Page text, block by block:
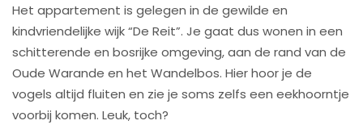
Het appartement is gelegen in de gewilde en
kindvriendelijke wijk “De Reit”. Je gaat dus wonen in een
schitterende en bosrijke omgeving, aan de rand van de
Oude Warande en het Wandelbos. Hier hoor je de
vogels altijd fluiten en zie je soms zelfs een eekhoorntje
voorbij komen. Leuk, toch?